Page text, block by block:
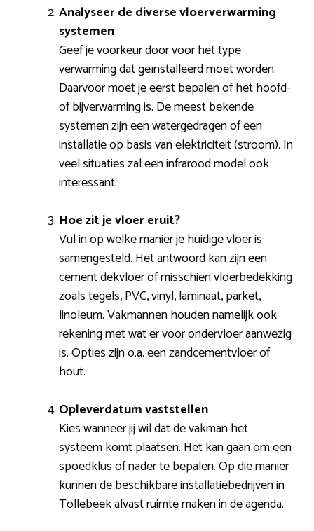
Analyseer de diverse vloerverwarming
systemen
Geef je voorkeur door voor het type
verwarming dat geïnstalleerd moet worden.
Daarvoor moet je eerst bepalen of het hoofd-
of bijverwarming is. De meest bekende
systemen zijn een watergedragen of een
installatie op basis van elektriciteit (stroom). In
veel situaties zal een infrarood model ook
interessant.
Hoe zit je vloer eruit?
Vul in op welke manier je huidige vloer is
samengesteld. Het antwoord kan zijn een
cement dekvloer of misschien vloerbedekking
zoals tegels, PVC, vinyl, laminaat, parket,
linoleum. Vakmannen houden namelijk ook
rekening met wat er voor ondervloer aanwezig
is. Opties zijn o.a. een zandcementvloer of
hout.
Opleverdatum vaststellen
Kies wanneer jij wil dat de vakman het
systeem komt plaatsen. Het kan gaan om een
spoedklus of nader te bepalen. Op die manier
kunnen de beschikbare installatiebedrijven in
Tollebeek alvast ruimte maken in de agenda.